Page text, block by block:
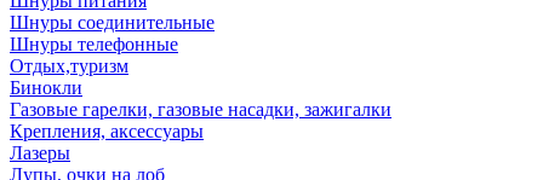
Шнуры соединительные
Шнуры телефонные
Отдых,туризм
Бинокли
Газовые гарелки, газовые насадки, зажигалки
Крепления, аксессуары
Лазеры
Лупы, очки на лоб